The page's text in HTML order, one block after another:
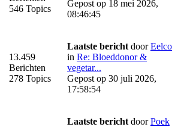
546 Topics
Gepost op 18 mei 2026,
08:46:45
13.459
Berichten
278 Topics
Laatste bericht doorEelco
in Re: Bloeddonor &
vegetar...
Gepost op 30 juli 2026,
17:58:54
Laatste bericht doorPoek